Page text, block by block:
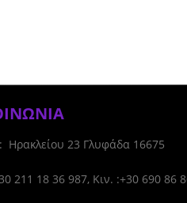
Ηρακλείου 23 Γλυφάδα 16675
211 18 36 987, Κιν. :+30 690 86